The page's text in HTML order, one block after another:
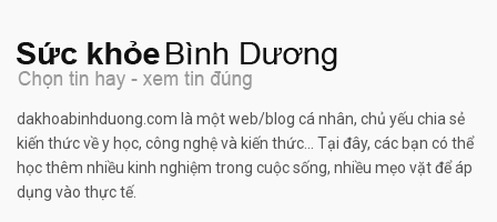
dakhoabinhduong.com là một web/blog cá nhân, chủ yếu chia sẻ
kiến thức về y học, công nghệ và kiến thức... Tại đây, các bạn có thể
học thêm nhiều kinh nghiệm trong cuộc sống, nhiều mẹo vặt để áp
dụng vào thực tế.